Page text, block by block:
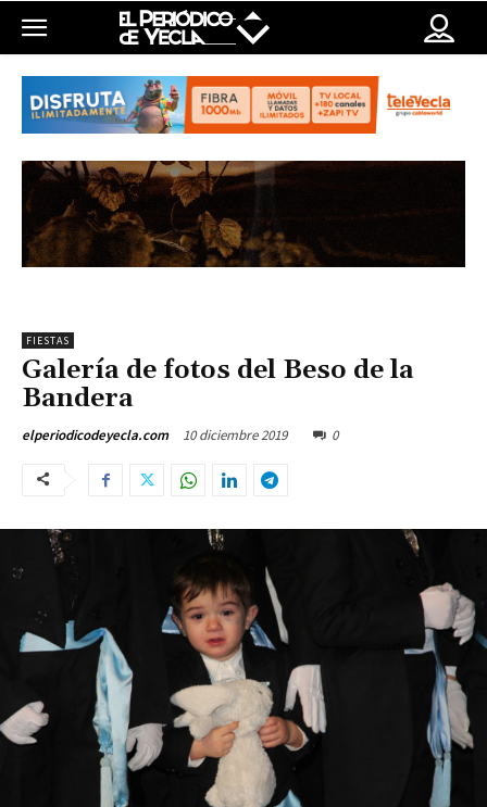
FIESTAS
Galería de fotos del Beso de la
Bandera
elperiodicodeyecla.com 10 diciembre 2019 0